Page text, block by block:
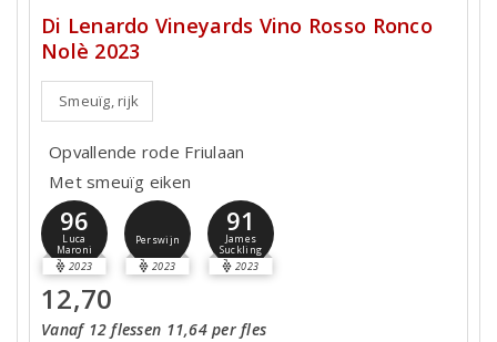
Di Lenardo Vineyards Vino Rosso Ronco
Nolè 2023
Smeuïg, rijk
Opvallende rode Friulaan
Met smeuïg eiken
96
Luca
Maroni
2023
Perswijn
2023
91
James
Suckling
2023
12,70
Vanaf 12 flessen 11,64 per fles